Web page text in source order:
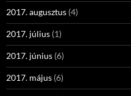
2017. augusztus (4)
2017. július (1)
2017. június (6)
2017. május (6)